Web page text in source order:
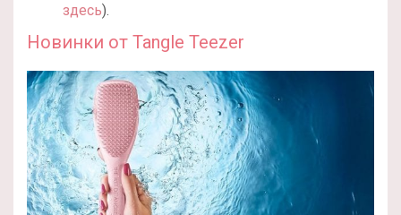
здесь).
Новинки от Tangle Teezer